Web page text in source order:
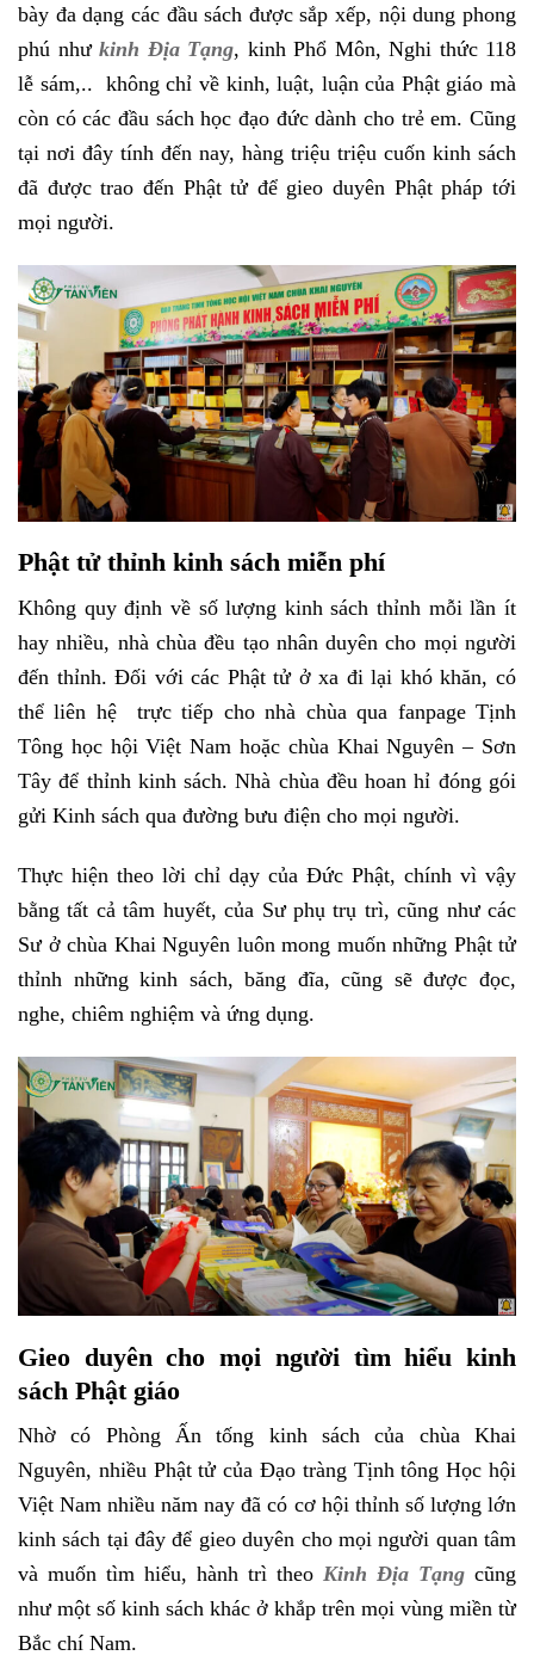
bày đa dạng các đầu sách được sắp xếp, nội dung phong
phú như kinh Địa Tạng, kinh Phổ Môn, Nghi thức 118
lễ sám,.. không chỉ về kinh, luật, luận của Phật giáo mà
còn có các đầu sách học đạo đức dành cho trẻ em. Cũng
tại nơi đây tính đến nay, hàng triệu triệu cuốn kinh sách
đã được trao đến Phật tử để gieo duyên Phật pháp tới
mọi người.
Phật tử thỉnh kinh sách miễn phí
Không quy định về số lượng kinh sách thỉnh mỗi lần ít
hay nhiều, nhà chùa đều tạo nhân duyên cho mọi người
đến thỉnh. Đối với các Phật tử ở xa đi lại khó khăn, có
thể liên hệ trực tiếp cho nhà chùa qua fanpage Tịnh
Tông học hội Việt Nam hoặc chùa Khai Nguyên – Sơn
Tây để thỉnh kinh sách. Nhà chùa đều hoan hỉ đóng gói
gửi Kinh sách qua đường bưu điện cho mọi người.
Thực hiện theo lời chỉ dạy của Đức Phật, chính vì vậy
bằng tất cả tâm huyết, của Sư phụ trụ trì, cũng như các
Sư ở chùa Khai Nguyên luôn mong muốn những Phật tử
thỉnh những kinh sách, băng đĩa, cũng sẽ được đọc,
nghe, chiêm nghiệm và ứng dụng.
Gieo duyên cho mọi người tìm hiểu kinh
sách Phật giáo
Nhờ có Phòng Ấn tống kinh sách của chùa Khai
Nguyên, nhiều Phật tử của Đạo tràng Tịnh tông Học hội
Việt Nam nhiều năm nay đã có cơ hội thỉnh số lượng lớn
kinh sách tại đây để gieo duyên cho mọi người quan tâm
và muốn tìm hiểu, hành trì theo Kinh Địa Tạng cũng
như một số kinh sách khác ở khắp trên mọi vùng miền từ
Bắc chí Nam.